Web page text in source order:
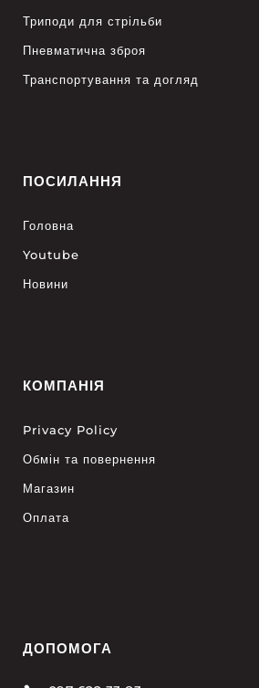
Триподи для стрільби
Пневматична зброя
Транспортування та догляд
ПОСИЛАННЯ
Головна
Youtube
Новини
КОМПАНІЯ
Privacy Policy
Обмін та повернення
Магазин
Оплата
ДОПОМОГА